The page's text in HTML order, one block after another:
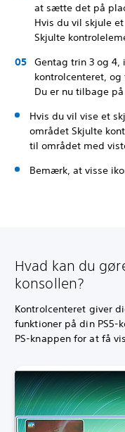
at sætte det på
Hvis du vil skjule
Skjulte
Gentag trin 3 og
kontrolcenteret,
Du er nu tilbage
Hvis du vil vise et
området Skjulte
til området med
Bemærk, at visse
Hvad kan du
konsollen?
Kontrolcenteret giver
funktioner på din PS5-
PS-knappen for at få